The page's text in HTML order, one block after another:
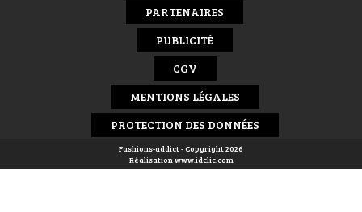
PARTENAIRES
PUBLICITÉ
CGV
MENTIONS LÉGALES
PROTECTION DES DONNÉES
Fashions-addict - Copyright 2026
Réalisation www.idclic.com